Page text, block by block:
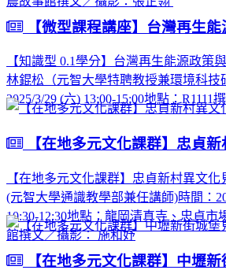
【微型課程講座】台灣再生能源政
【知識型 0.1學分】台灣再生能源政策
林錕松（元智大學特聘教授兼環境科技
2025/3/29 (六) 13:00-15:00地點：R1111
【在地多元文化課群】忠貞新
【在地多元文化課群】忠貞新村異文
(元智大學通識教學部兼任講師)時間：
10:30-12:30地點：龍岡清真寺、忠貞市
館撰文／攝影： 施和妤
【在地多元文化課群】中壢新